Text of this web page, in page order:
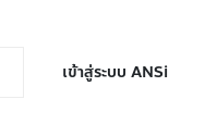
เข้าสู่ระบบ ANSi